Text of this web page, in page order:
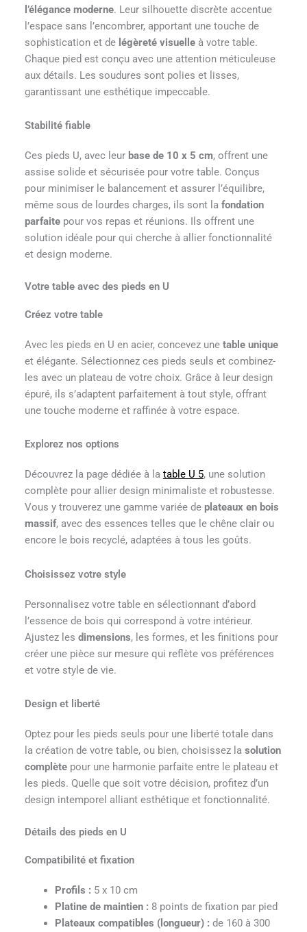
l’élégance moderne. Leur silhouette discrète accentue
l’espace sans l’encombrer, apportant une touche de
sophistication et de légèreté visuelleà votre table.
Chaque pied est conçu avec une attention méticuleuse
aux détails. Les soudures sont polies et lisses,
garantissant une esthétique impeccable.
Stabilité fiable
Ces pieds U, avec leur base de 10 x 5 cm, offrent une
assise solide et sécurisée pour votre table. Conçus
pour minimiser le balancement et assurer l’équilibre,
même sous de lourdes charges, ils sont la fondation
parfaitepour vos repas et réunions. Ils offrent une
solution idéale pour qui cherche à allier fonctionnalité
et design moderne.
Votre table avec des pieds en U
Créez votre table
Avec les pieds en U en acier, concevez une table unique
et élégante. Sélectionnez ces pieds seuls et combinez-
les avec un plateau de votre choix. Grâce à leur design
épuré, ils s’adaptent parfaitement à tout style, offrant
une touche moderne et raffinée à votre espace.
Explorez nos options
Découvrez la page dédiée à la table U 5, une solution
complète pour allier design minimaliste et robustesse.
Vous y trouverez une gamme variée de plateaux en bois
massif, avec des essences telles que le chêne clair ou
encore le bois recyclé, adaptées à tous les goûts.
Choisissez votre style
Personnalisez votre table en sélectionnant d’abord
l’essence de bois qui correspond à votre intérieur.
Ajustez les dimensions, les formes, et les finitions pour
créer une pièce sur mesure qui reflète vos préférences
et votre style de vie.
Design et liberté
Optez pour les pieds seuls pour une liberté totale dans
la création de votre table, ou bien, choisissez la solution
complètepour une harmonie parfaite entre le plateau et
les pieds. Quelle que soit votre décision, profitez d’un
design intemporel alliant esthétique et fonctionnalité.
Détails des pieds en U
Compatibilité et fixation
Profils : 5 x 10 cm
Platine de maintien : 8 points de fixation par pied
Plateaux compatibles (longueur) : de 160 à 300